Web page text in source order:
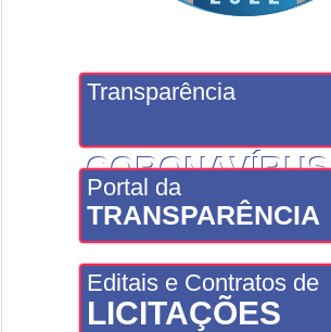
Transparência
CORONAVÍRUS
Portal da
TRANSPARÊNCIA
Editais e Contratos de
LICITAÇÕES